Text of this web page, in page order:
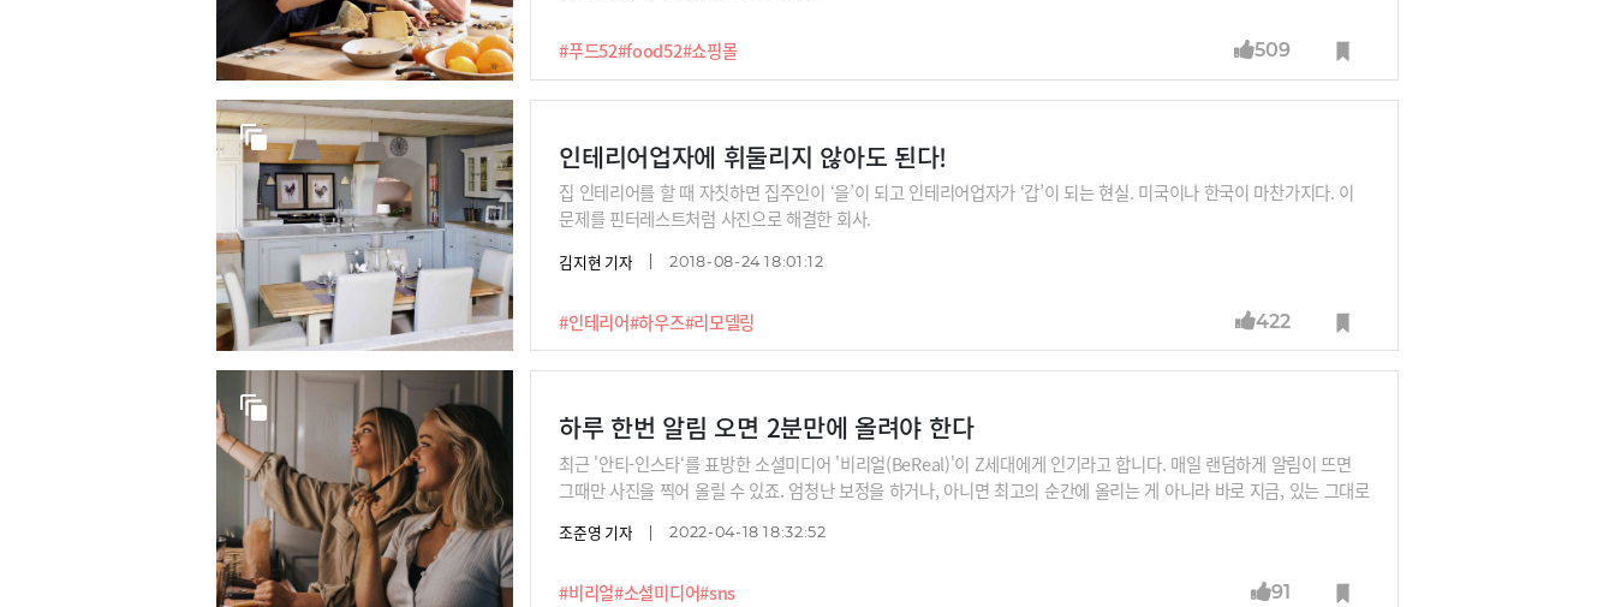
#푸드52#food52#쇼핑몰 509
인테리어업자에 휘둘리지 않아도 된다!
#인테리어#하우즈#리모델링
집 인테리어를 할 때 자칫하면 집주인이 ‘을’이 되고 인테리어업자가 ‘갑’이 되는 현실. 미국이나 한국이 마찬가지다. 이
문제를 핀터레스트처럼 사진으로 해결한 회사.
김지현 기자 2018-08-24 18:01:12
422
하루 한번 알림 오면 2분만에 올려야 한다
#비리얼#소셜미디어#sns
최근 '안티-인스타‘를 표방한 소셜미디어 '비리얼(BeReal)'이 Z세대에게 인기라고 합니다. 매일 랜덤하게 알림이 뜨면
그때만 사진을 찍어 올릴 수 있죠. 엄청난 보정을 하거나, 아니면 최고의 순간에 올리는 게 아니라 바로 지금, 있는 그대로
일까요?
조준영 기자 2022-04-18 18:32:52
91